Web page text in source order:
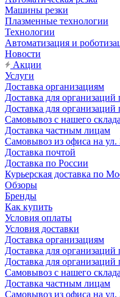
Машины резки
Плазменные технологии
Технологии
Автоматизация и
Новости
Акции
Услуги
Доставка организациям
Доставка для организаций
Доставка для
Самовывоз с нашего склада
Доставка частным лицам
Самовывоз из офиса на ул.
Доставка почтой
Доставка по России
Курьерская доставка по
Обзоры
Бренды
Как купить
Условия оплаты
Условия доставки
Доставка организациям
Доставка для организаций
Доставка для
Самовывоз с нашего склада
Доставка частным лицам
Самовывоз из офиса на ул.